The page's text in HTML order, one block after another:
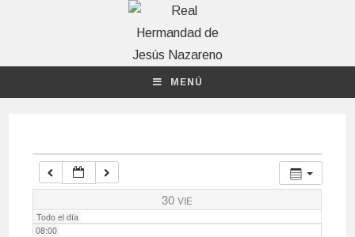
MENÚ
30 VIE
Todo el día
07:00
08:00